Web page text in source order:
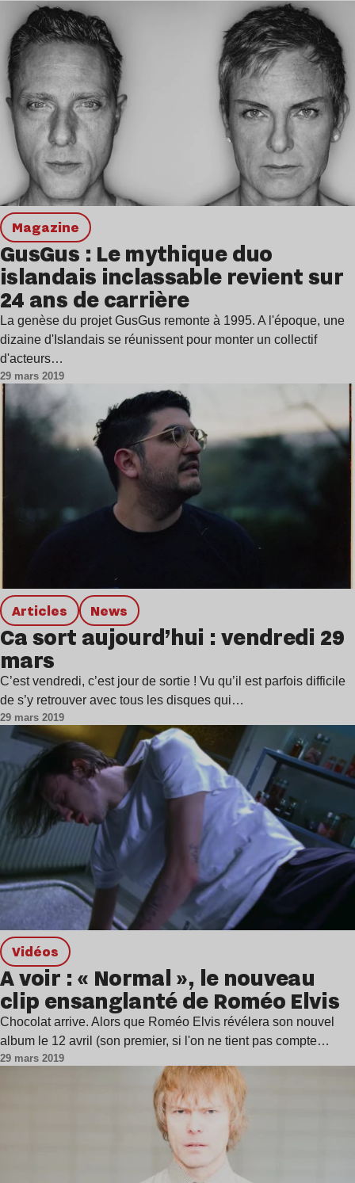
magazine
GusGus : Le mythique duo
islandais inclassable revient sur
24 ans de carrière
La genèse du projet GusGus remonte à 1995. A l'époque, une
dizaine d'Islandais se réunissent pour monter un collectif
d'acteurs…
29 mars 2019
Articles news
Ca sort aujourd’hui : vendredi 29
mars
C’est vendredi, c’est jour de sortie ! Vu qu’il est parfois difficile
de s’y retrouver avec tous les disques qui…
29 mars 2019
Vidéos
A voir : « Normal », le nouveau
clip ensanglanté de Roméo Elvis
Chocolat arrive. Alors que Roméo Elvis révélera son nouvel
album le 12 avril (son premier, si l'on ne tient pas compte…
29 mars 2019